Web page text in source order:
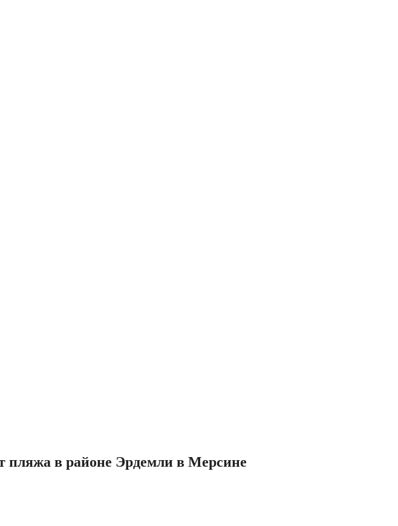
пляжа в районе Эрдемли в Мерсине